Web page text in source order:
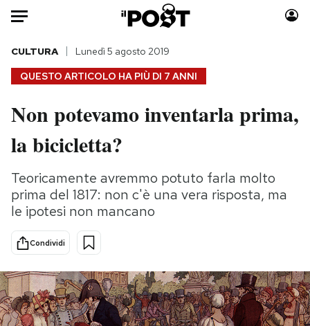
Auto
HOME
Italia
Politica
Tecnologia
Internet
Scienza
Cultura
Economia
Sport
Moda
Storie/Idee
Ok Boomer!
Mondiali calcio 2026
QUESTO ARTICOLO HA PIÙ DI 7 ANNI
CULTURA Lunedì 5 agosto 2019
Non potevamo inventarla prima,
la bicicletta?
Teoricamente avremmo potuto farla molto
prima del 1817: non c'è una vera risposta, ma
le ipotesi non mancano
Condividi